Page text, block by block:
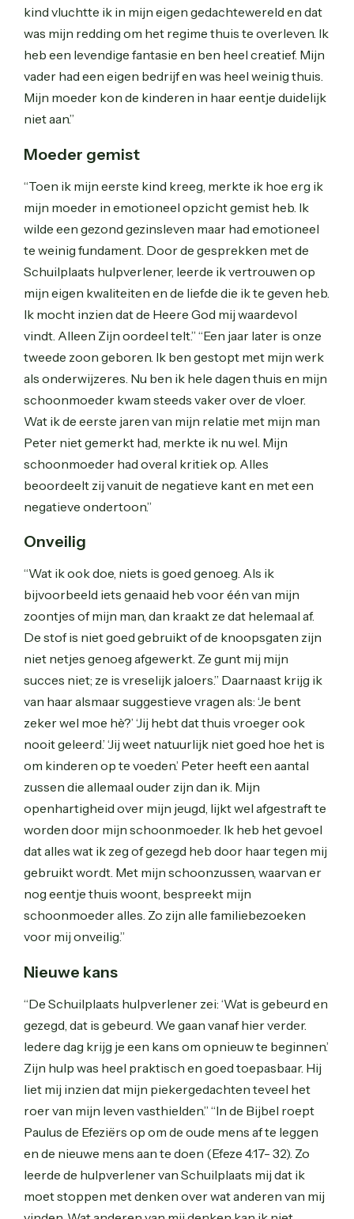
kind vluchtte ik in mijn eigen gedachtewereld en dat
was mijn redding om het regime thuis te overleven. Ik
heb een levendige fantasie en ben heel creatief. Mijn
vader had een eigen bedrijf en was heel weinig thuis.
Mijn moeder kon de kinderen in haar eentje duidelijk
niet aan.”
Moeder gemist
“Toen ik mijn eerste kind kreeg, merkte ik hoe erg ik
mijn moeder in emotioneel opzicht gemist heb. Ik
wilde een gezond gezinsleven maar had emotioneel
te weinig fundament. Door de gesprekken met de
Schuilplaats hulpverlener, leerde ik vertrouwen op
mijn eigen kwaliteiten en de liefde die ik te geven heb.
Ik mocht inzien dat de Heere God mij waardevol
vindt. Alleen Zijn oordeel telt.” “Een jaar later is onze
tweede zoon geboren. Ik ben gestopt met mijn werk
als onderwijzeres. Nu ben ik hele dagen thuis en mijn
schoonmoeder kwam steeds vaker over de vloer.
Wat ik de eerste jaren van mijn relatie met mijn man
Peter niet gemerkt had, merkte ik nu wel. Mijn
schoonmoeder had overal kritiek op. Alles
beoordeelt zij vanuit de negatieve kant en met een
negatieve ondertoon.”
Onveilig
“Wat ik ook doe, niets is goed genoeg. Als ik
bijvoorbeeld iets genaaid heb voor één van mijn
zoontjes of mijn man, dan kraakt ze dat helemaal af.
De stof is niet goed gebruikt of de knoopsgaten zijn
niet netjes genoeg afgewerkt. Ze gunt mij mijn
succes niet; ze is vreselijk jaloers.” Daarnaast krijg ik
van haar alsmaar suggestieve vragen als: ‘Je bent
zeker wel moe hè?’ ‘Jij hebt dat thuis vroeger ook
nooit geleerd.’ ‘Jij weet natuurlijk niet goed hoe het is
om kinderen op te voeden.’ Peter heeft een aantal
zussen die allemaal ouder zijn dan ik. Mijn
openhartigheid over mijn jeugd, lijkt wel afgestraft te
worden door mijn schoonmoeder. Ik heb het gevoel
dat alles wat ik zeg of gezegd heb door haar tegen mij
gebruikt wordt. Met mijn schoonzussen, waarvan er
nog eentje thuis woont, bespreekt mijn
schoonmoeder alles. Zo zijn alle familiebezoeken
voor mij onveilig.”
Nieuwe kans
“De Schuilplaats hulpverlener zei: ‘Wat is gebeurd en
gezegd, dat is gebeurd. We gaan vanaf hier verder.
Iedere dag krijg je een kans om opnieuw te beginnen.’
Zijn hulp was heel praktisch en goed toepasbaar. Hij
liet mij inzien dat mijn piekergedachten teveel het
roer van mijn leven vasthielden.” “In de Bijbel roept
Paulus de Efeziërs op om de oude mens af te leggen
en de nieuwe mens aan te doen (Efeze 4:17- 32). Zo
leerde de hulpverlener van Schuilplaats mij dat ik
moet stoppen met denken over wat anderen van mij